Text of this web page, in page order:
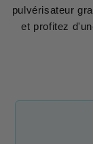
pulvérisateur
et profitez